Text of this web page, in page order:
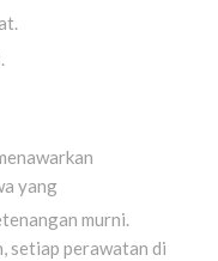
yang
murni.
setiap perawatan di